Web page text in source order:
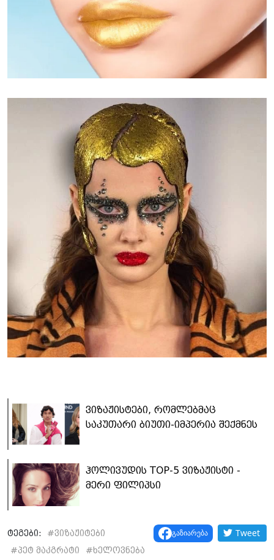
ვიზაჟისტები, რომლებმაც
საკუთარი ბიუთი-იმპერია შექმნეს
ჰოლივუდის TOP-5 ვიზაჟისტი -
მერი ფილიპსი
ტეგები: #ვიზაჟიტები
#პეტ მაკგრატი #ხელოვნება
გაზიარება Tweet